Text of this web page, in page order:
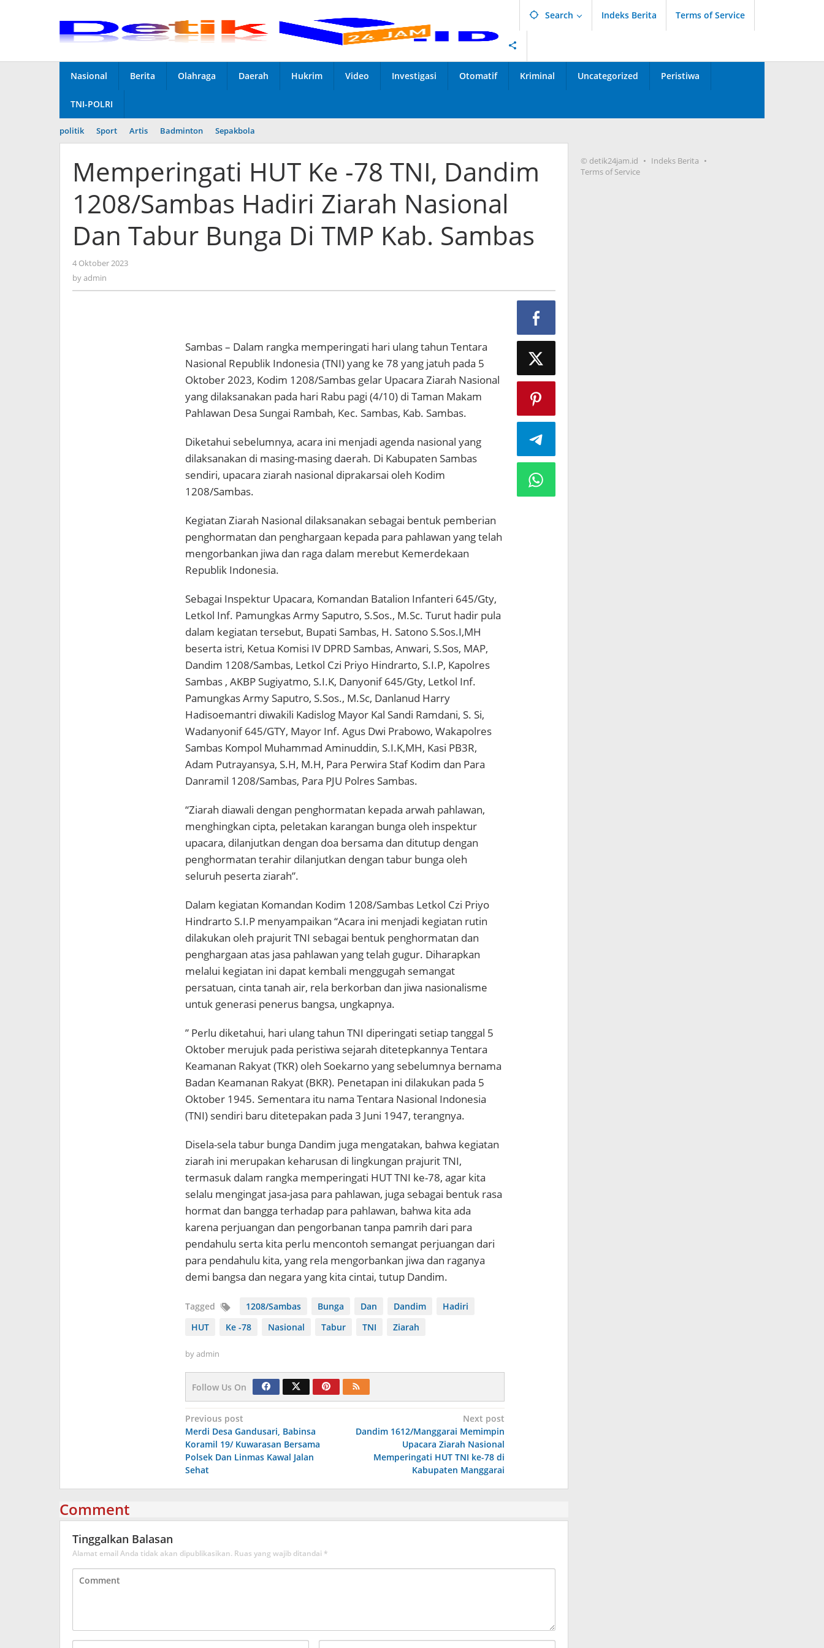
Search Indeks Berita Terms of Service
Nasional Berita Olahraga Daerah Hukrim Video Investigasi Otomatif Kriminal Uncategorized Peristiwa
TNI-POLRI
politik Sport Artis Badminton Sepakbola
Memperingati HUT Ke -78 TNI, Dandim
1208/Sambas Hadiri Ziarah Nasional
Dan Tabur Bunga Di TMP Kab. Sambas
4 Oktober 2023
byadmin
Sambas – Dalam rangka memperingati hari ulang tahun Tentara
Nasional Republik Indonesia (TNI) yang ke 78 yang jatuh pada 5
Oktober 2023, Kodim 1208/Sambas gelar Upacara Ziarah Nasional
yang dilaksanakan pada hari Rabu pagi (4/10) di Taman Makam
Pahlawan Desa Sungai Rambah, Kec. Sambas, Kab. Sambas.
Diketahui sebelumnya, acara ini menjadi agenda nasional yang
dilaksanakan di masing-masing daerah. Di Kabupaten Sambas
sendiri, upacara ziarah nasional diprakarsai oleh Kodim
1208/Sambas.
Kegiatan Ziarah Nasional dilaksanakan sebagai bentuk pemberian
penghormatan dan penghargaan kepada para pahlawan yang telah
mengorbankan jiwa dan raga dalam merebut Kemerdekaan
Republik Indonesia.
Sebagai Inspektur Upacara, Komandan Batalion Infanteri 645/Gty,
Letkol Inf. Pamungkas Army Saputro, S.Sos., M.Sc. Turut hadir pula
dalam kegiatan tersebut, Bupati Sambas, H. Satono S.Sos.I,MH
beserta istri, Ketua Komisi IV DPRD Sambas, Anwari, S.Sos, MAP,
Dandim 1208/Sambas, Letkol Czi Priyo Hindrarto, S.I.P, Kapolres
Sambas , AKBP Sugiyatmo, S.I.K, Danyonif 645/Gty, Letkol Inf.
Pamungkas Army Saputro, S.Sos., M.Sc, Danlanud Harry
Hadisoemantri diwakili Kadislog Mayor Kal Sandi Ramdani, S. Si,
Wadanyonif 645/GTY, Mayor Inf. Agus Dwi Prabowo, Wakapolres
Sambas Kompol Muhammad Aminuddin, S.I.K,MH, Kasi PB3R,
Adam Putrayansya, S.H, M.H, Para Perwira Staf Kodim dan Para
Danramil 1208/Sambas, Para PJU Polres Sambas.
“Ziarah diawali dengan penghormatan kepada arwah pahlawan,
menghingkan cipta, peletakan karangan bunga oleh inspektur
upacara, dilanjutkan dengan doa bersama dan ditutup dengan
penghormatan terahir dilanjutkan dengan tabur bunga oleh
seluruh peserta ziarah”.
Dalam kegiatan Komandan Kodim 1208/Sambas Letkol Czi Priyo
Hindrarto S.I.P menyampaikan “Acara ini menjadi kegiatan rutin
dilakukan oleh prajurit TNI sebagai bentuk penghormatan dan
penghargaan atas jasa pahlawan yang telah gugur. Diharapkan
melalui kegiatan ini dapat kembali menggugah semangat
persatuan, cinta tanah air, rela berkorban dan jiwa nasionalisme
untuk generasi penerus bangsa, ungkapnya.
” Perlu diketahui, hari ulang tahun TNI diperingati setiap tanggal 5
Oktober merujuk pada peristiwa sejarah ditetepkannya Tentara
Keamanan Rakyat (TKR) oleh Soekarno yang sebelumnya bernama
Badan Keamanan Rakyat (BKR). Penetapan ini dilakukan pada 5
Oktober 1945. Sementara itu nama Tentara Nasional Indonesia
(TNI) sendiri baru ditetepakan pada 3 Juni 1947, terangnya.
Disela-sela tabur bunga Dandim juga mengatakan, bahwa kegiatan
ziarah ini merupakan keharusan di lingkungan prajurit TNI,
termasuk dalam rangka memperingati HUT TNI ke-78, agar kita
selalu mengingat jasa-jasa para pahlawan, juga sebagai bentuk rasa
hormat dan bangga terhadap para pahlawan, bahwa kita ada
karena perjuangan dan pengorbanan tanpa pamrih dari para
pendahulu serta kita perlu mencontoh semangat perjuangan dari
para pendahulu kita, yang rela mengorbankan jiwa dan raganya
demi bangsa dan negara yang kita cintai, tutup Dandim.
Tagged 1208/Sambas Bunga Dan Dandim
Hadiri
HUT
Ke -78 Nasional Tabur TNI Ziarah
byadmin
Follow Us On
Navigasi
pos
Previous post
Merdi Desa Gandusari, Babinsa
Koramil 19/ Kuwarasan Bersama
Polsek Dan Linmas Kawal Jalan
Sehat
Next post
Dandim 1612/Manggarai Memimpin
Upacara Ziarah Nasional
Memperingati HUT TNI ke-78 di
Kabupaten Manggarai
Comment
Tinggalkan Balasan
Alamat email Anda tidak akan dipublikasikan. Ruas yang wajib ditandai *
© detik24jam.id
Indeks Berita
Terms of Service